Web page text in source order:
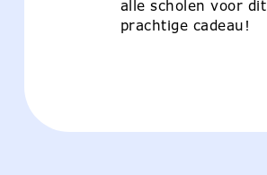
alle scholen voor dit
prachtige cadeau!